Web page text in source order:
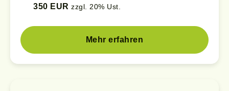
350 EUR zzgl. 20% Ust.
Mehr erfahren